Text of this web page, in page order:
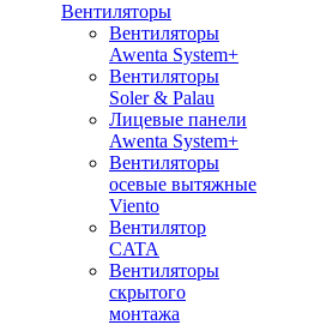
Вентиляторы
Вентиляторы
Awenta System+
Вентиляторы
Soler & Palau
Лицевые панели
Awenta System+
Вентиляторы
осевые вытяжные
Viento
Вентилятор
CATA
Вентиляторы
скрытого
монтажа